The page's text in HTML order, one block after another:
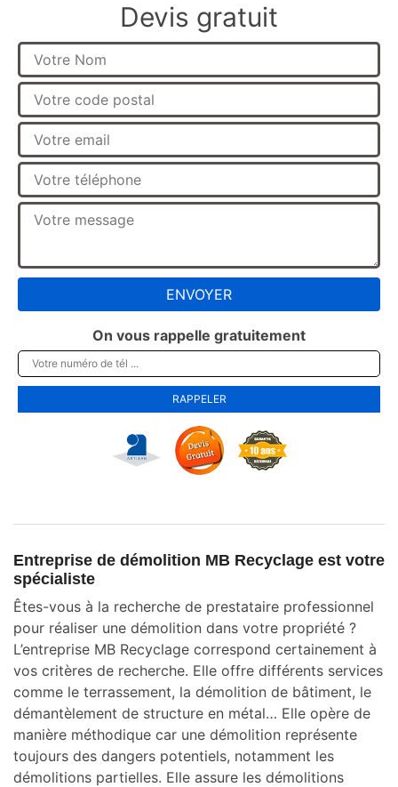
Devis gratuit
On vous rappelle gratuitement
Entreprise de démolition MB Recyclage est votre
spécialiste
Êtes-vous à la recherche de prestataire professionnel
pour réaliser une démolition dans votre propriété ?
L’entreprise MB Recyclage correspond certainement à
vos critères de recherche. Elle offre différents services
comme le terrassement, la démolition de bâtiment, le
démantèlement de structure en métal… Elle opère de
manière méthodique car une démolition représente
toujours des dangers potentiels, notamment les
démolitions partielles. Elle assure les démolitions